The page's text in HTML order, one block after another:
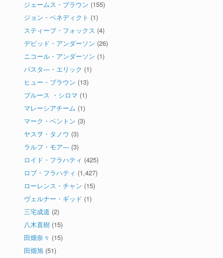
ジェームス・ブラウン (155)
ジョン・ベネディクト (1)
スティーブ・フォックス (4)
デビッド・アンダーソン (26)
ニコール・アンダーソン (1)
パスタ―・エリック (1)
ヒュー・ブラウン (13)
ブルース ・シロマ (1)
マレーシアチーム (1)
マーク・ベントン (3)
ヤスヲ・タノウ (3)
ラルフ・モア― (3)
ロイド・フラハティ (425)
ロブ・フラハティ (1,427)
ローレンス・チャン (15)
ヴェルナー・ギッド (1)
三宅成道 (2)
八木直樹 (15)
田畑奈々 (15)
田畑旭 (51)